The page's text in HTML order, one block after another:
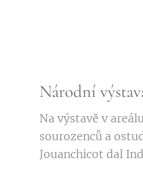
Národní
Na výstavě v
sourozenců a
Jouanchicot dal